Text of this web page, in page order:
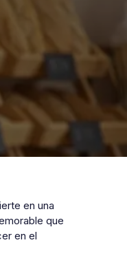
en una
que
en el